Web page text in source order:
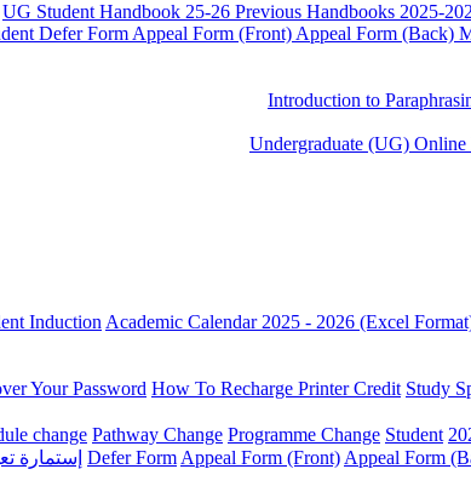
UG Student Handbook 25-26 Previous Handbooks
Defer Form Appeal Form (Front) Appeal Form (Back)
Introduction to
Undergraduate (UG) Online
Induction Academic Calendar 2025 - 2026 (Excel
Your Password How To Recharge Printer Credit Study
change Pathway Change Programme Change Student
Defer Form Appeal Form (Front) Appeal Form
إستمارة